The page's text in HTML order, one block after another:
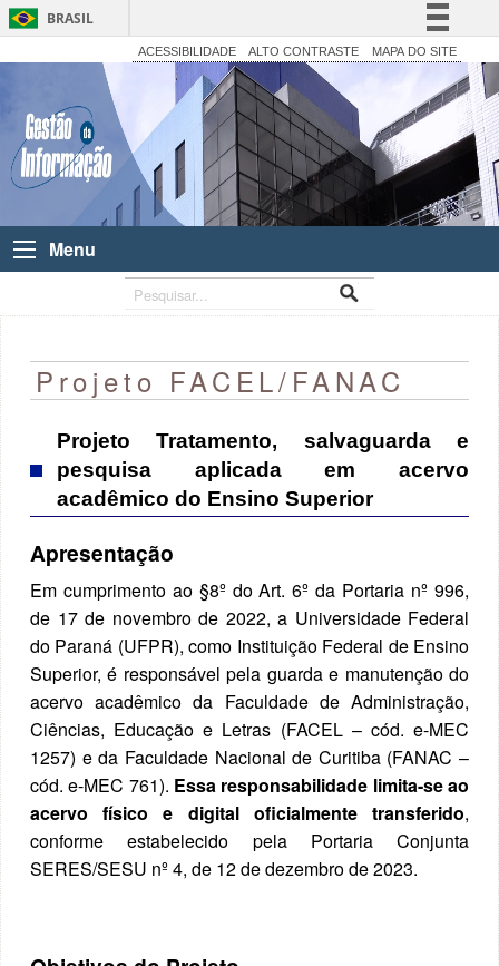
BRASIL
Simplifique!
Comunica BR
Participe
Acesso à informação
Legislação
ACESSIBILIDADE ALTO CONTRASTE MAPA DO SITE
Menu
Projeto FACEL/FANAC
Projeto Tratamento, salvaguarda e
pesquisa aplicada em acervo
acadêmico do Ensino Superior
Apresentação
Em cumprimento ao §8º do Art. 6º da Portaria nº 996,
de 17 de novembro de 2022, a Universidade Federal
do Paraná (UFPR), como Instituição Federal de Ensino
Superior, é responsável pela guarda e manutenção do
acervo acadêmico da Faculdade de Administração,
Ciências, Educação e Letras (FACEL – cód. e-MEC
1257) e da Faculdade Nacional de Curitiba (FANAC –
cód. e-MEC 761). Essa responsabilidade limita-se ao
acervo físico e digital oficialmente transferido,
conforme estabelecido pela Portaria Conjunta
SERES/SESU nº 4, de 12 de dezembro de 2023.